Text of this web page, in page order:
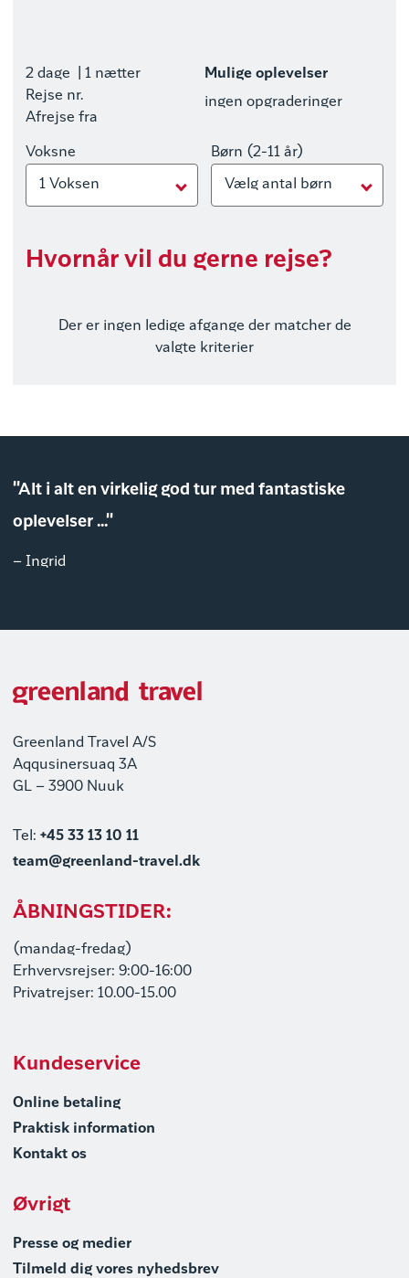
2 dage
| 1 nætter
Rejse nr.
Afrejse fra
Mulige oplevelser
ingen opgraderinger
Voksne
1 Voksen
Børn (2-11 år)
Vælg antal børn
Hvornår vil du gerne rejse?
Der er ingen ledige afgange der matcher de
valgte kriterier
"Alt i alt en virkelig god tur med fantastiske
oplevelser ..."
– Ingrid
Greenland Travel A/S
Aqqusinersuaq 3A
GL – 3900 Nuuk
Tel: +45 33 13 10 11
team@greenland-travel.dk
ÅBNINGSTIDER:
(mandag-fredag)
Erhvervsrejser: 9:00-16:00
Privatrejser: 10.00-15.00
Kundeservice
Online betaling
Praktisk information
Kontakt os
Øvrigt
Presse og medier
Tilmeld dig vores nyhedsbrev